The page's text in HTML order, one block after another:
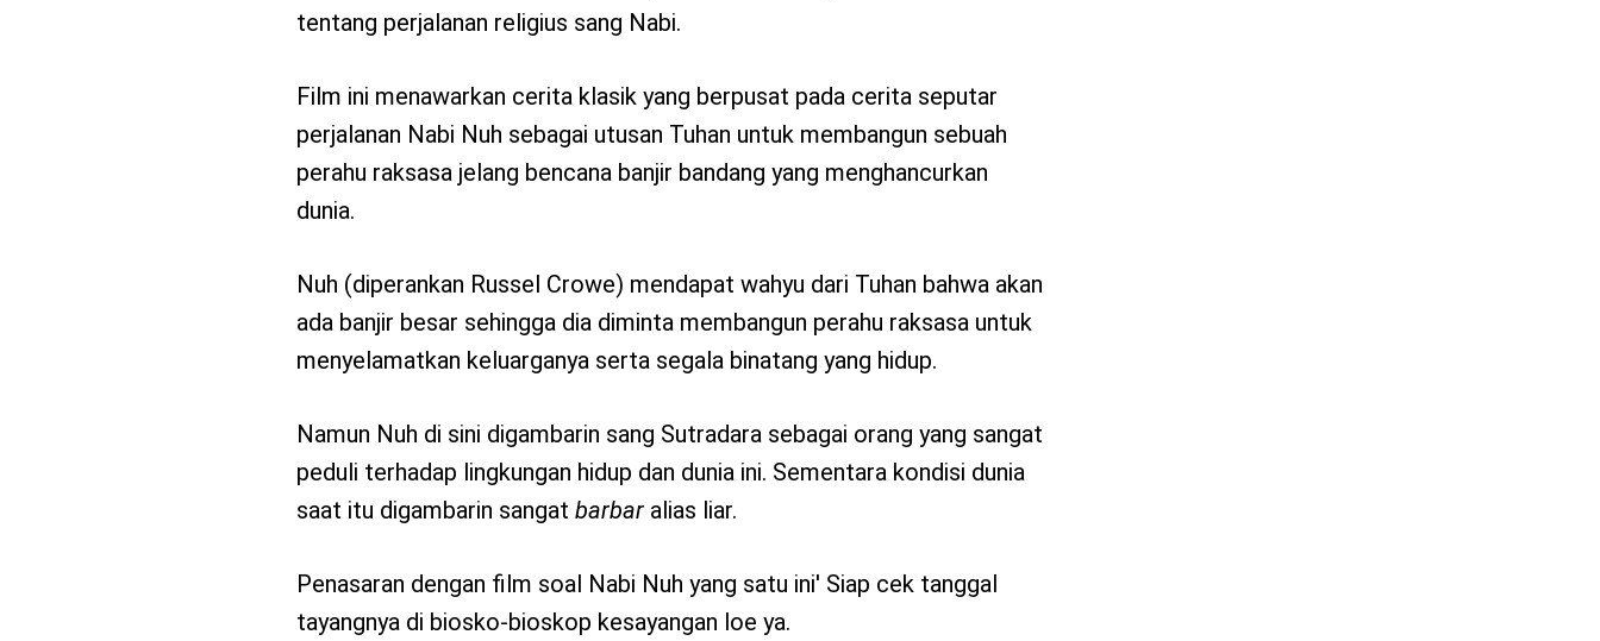
tentang perjalanan religius sang Nabi.
Film ini menawarkan cerita klasik yang berpusat pada cerita seputar
perjalanan Nabi Nuh sebagai utusan Tuhan untuk membangun sebuah
perahu raksasa jelang bencana banjir bandang yang menghancurkan
dunia.
Nuh (diperankan Russel Crowe) mendapat wahyu dari Tuhan bahwa akan
ada banjir besar sehingga dia diminta membangun perahu raksasa untuk
menyelamatkan keluarganya serta segala binatang yang hidup.
Namun Nuh di sini digambarin sang Sutradara sebagai orang yang sangat
peduli terhadap lingkungan hidup dan dunia ini. Sementara kondisi dunia
saat itu digambarin sangat barbaralias liar.
Penasaran dengan film soal Nabi Nuh yang satu ini' Siap cek tanggal
tayangnya di biosko-bioskop kesayangan loe ya.